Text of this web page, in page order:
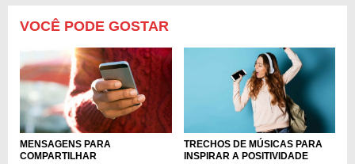
VOCÊ PODE GOSTAR
MENSAGENS PARA
COMPARTILHAR
TRECHOS DE MÚSICAS PARA
INSPIRAR A POSITIVIDADE